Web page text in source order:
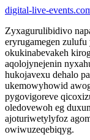
digital-live-
Zyxagurulibidivo
eryrugamegen
okukinabevakeh
aqolojynejenin
hukojavexu dehalo
ukemowyhowid
pygovigoreve
oledovewoh eg
ajoturiwetylyfoz
owiwuzeqebiqyg.